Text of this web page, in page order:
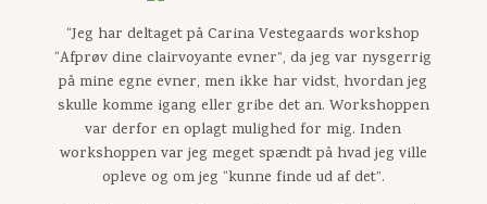
“Jeg har deltaget på Carina Vestegaards workshop
“Afprøv dine clairvoyante evner”, da jeg var nysgerrig
på mine egne evner, men ikke har vidst, hvordan jeg
skulle komme igang eller gribe det an. Workshoppen
var derfor en oplagt mulighed for mig. Inden
workshoppen var jeg meget spændt på hvad jeg ville
opleve og om jeg “kunne finde ud af det”.